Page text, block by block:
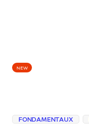
NEW
FONDAMENTAUX